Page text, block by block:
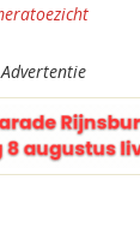
Advertentie